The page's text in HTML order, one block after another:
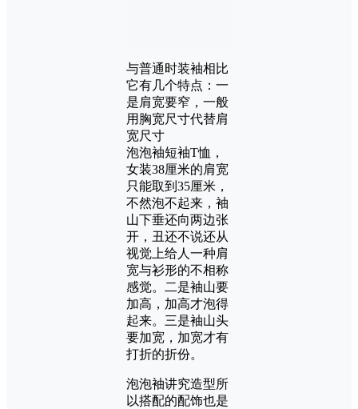
与普通时装袖相比
它有几个特点：一
是肩宽要窄，一般
用胸宽尺寸代替肩
宽尺寸
泡泡袖短袖T恤，
女装38厘米的肩宽
只能取到35厘米，
不然泡不起来，袖
山下垂还向两边张
开，丑还不说还从
视觉上给人一种肩
宽与衫形的不相称
感觉。二是袖山要
加高，加高才泡得
起来。三是袖山头
要加宽，加宽才有
打折的折份。
泡泡袖讲究造型所
以搭配的配饰也是